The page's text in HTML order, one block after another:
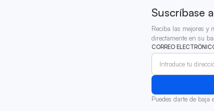
Suscríbase
Reciba las mejores y
directamente en su
CORREO
Puedes darte de baja